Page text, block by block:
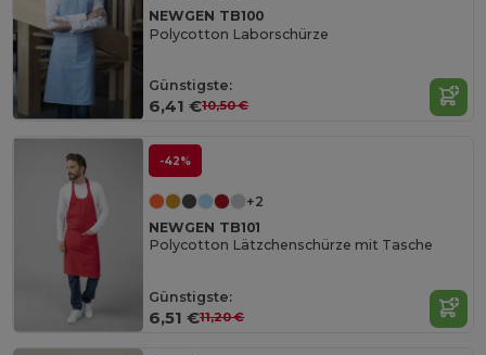
NEWGEN TB100
Polycotton Laborschürze
Günstigste:
6,41 €10,50 €
-42%
+2
NEWGEN TB101
Polycotton Lätzchenschürze mit Tasche
Günstigste:
6,51 €11,20 €